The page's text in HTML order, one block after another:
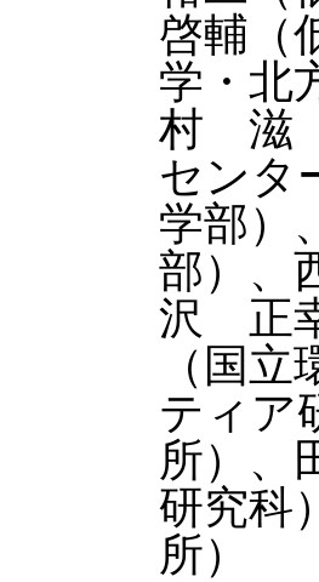
啓輔（
学・北
村 滋
センタ
学部）
部）、
沢 正
（国
ティア
所）、
研究科
所）